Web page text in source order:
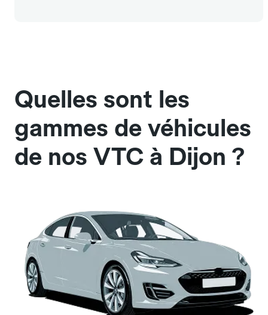
Quelles sont les
gammes de véhicules
de nos VTC à Dijon ?